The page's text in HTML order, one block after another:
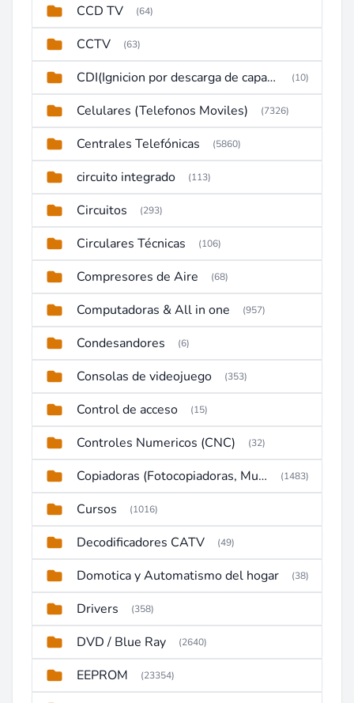
CCD TV (64)
CCTV (63)
CDI(Ignicion por descarga de capacitor) (10)
Celulares (Telefonos Moviles) (7326)
Centrales Telefónicas (5860)
circuito integrado (113)
Circuitos (293)
Circulares Técnicas (106)
Compresores de Aire (68)
Computadoras & All in one (957)
Condesandores (6)
Consolas de videojuego (353)
Control de acceso (15)
Controles Numericos (CNC) (32)
Copiadoras (Fotocopiadoras, Multifunctions, Ploter, etc) (1483)
Cursos (1016)
Decodificadores CATV (49)
Domotica y Automatismo del hogar (38)
Drivers (358)
DVD / Blue Ray (2640)
EEPROM (23354)